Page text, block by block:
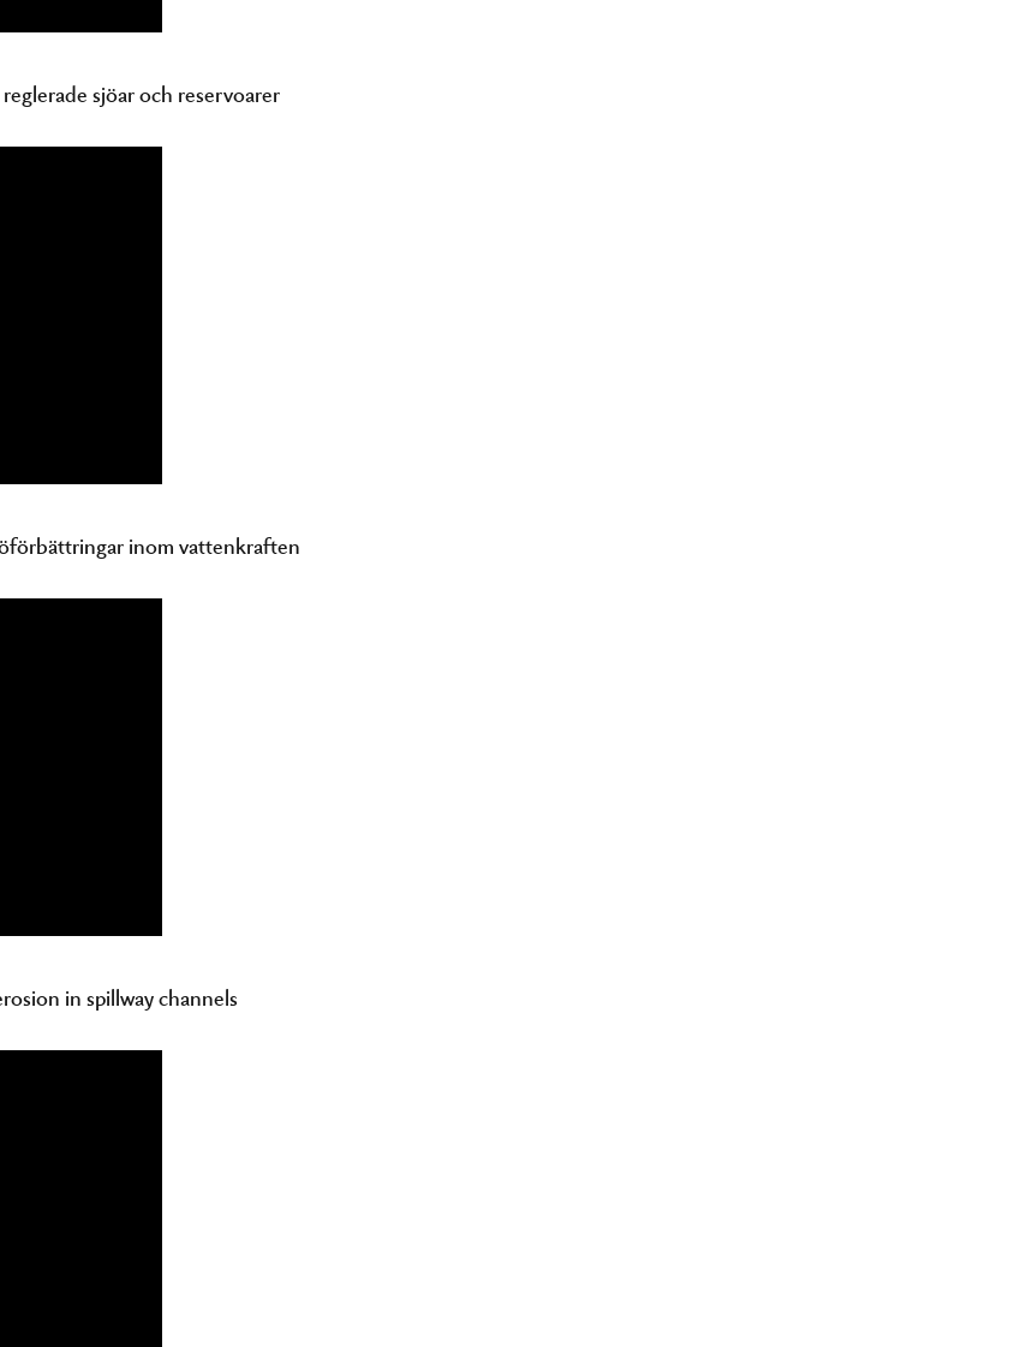
sjöar och reservoarer
inom vattenkraften
in spillway channels